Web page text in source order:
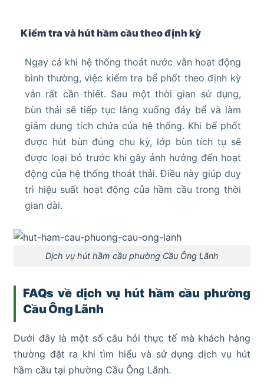
Kiểm tra và hút hầm cầu theo định kỳ
Ngay cả khi hệ thống thoát nước vẫn hoạt động
bình thường, việc kiểm tra bể phốt theo định kỳ
vẫn rất cần thiết. Sau một thời gian sử dụng,
bùn thải sẽ tiếp tục lắng xuống đáy bể và làm
giảm dung tích chứa của hệ thống. Khi bể phốt
được hút bùn đúng chu kỳ, lớp bùn tích tụ sẽ
được loại bỏ trước khi gây ảnh hưởng đến hoạt
động của hệ thống thoát thải. Điều này giúp duy
trì hiệu suất hoạt động của hầm cầu trong thời
gian dài.
Dịch vụ hút hầm cầu phường Cầu Ông Lãnh
FAQs về dịch vụ hút hầm cầu phường
Cầu Ông Lãnh
Dưới đây là một số câu hỏi thực tế mà khách hàng
thường đặt ra khi tìm hiểu và sử dụng dịch vụ hút
hầm cầu tại phường Cầu Ông Lãnh.